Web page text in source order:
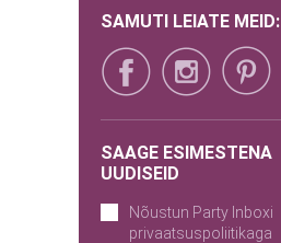
SAMUTI LEIATE MEID:
SAAGE ESIMESTENA
UUDISEID
Nõustun Party Inboxi
privaatsuspoliitikaga